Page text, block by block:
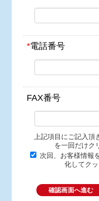
*電話番号
FAX番号
上記項目にご記入頂
を一回だけク
次回、お客様情報
化してクッ
確認画面へ進む